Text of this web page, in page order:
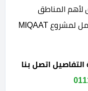
لأهم المناطق
والمميزات، بالإضافة إلى استعراض شامل لمشروع MIQAAT
اتصل بنا